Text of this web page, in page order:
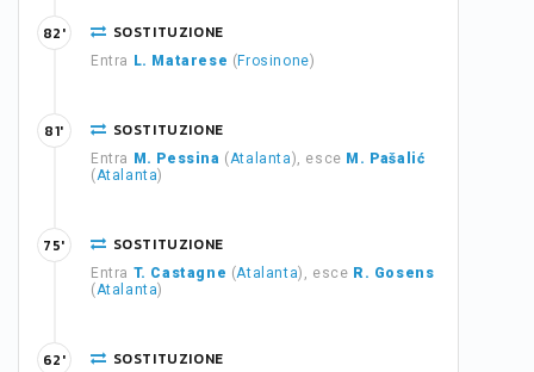
SOSTITUZIONE
Entra L. Matarese ( Frosinone)
82'
SOSTITUZIONE
Entra M. Pessina (Atalanta), esce M. Pašalić
(Atalanta)
81'
SOSTITUZIONE
Entra T. Castagne (Atalanta), esce R. Gosens
(Atalanta)
75'
SOSTITUZIONE
62'